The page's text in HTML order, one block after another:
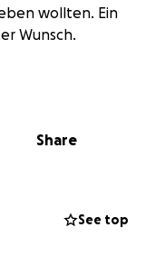
wollten. Ein
Wunsch.
aufhörte zu
Kind.
sind alle
Wunder gut
Share
See top